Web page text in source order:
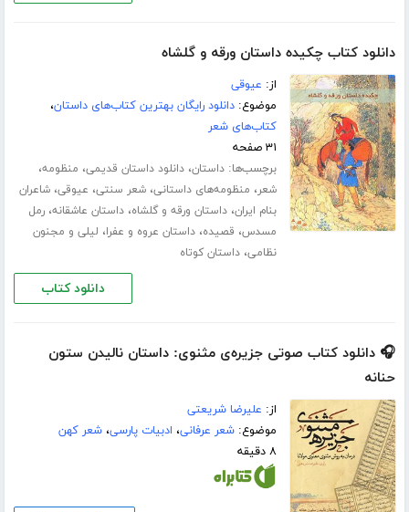
دانلود کتاب چکیده داستان ورقه و گلشاه
از: عیوقی
موضوع:دانلود رایگان بهترین کتاب‌های داستان،
کتاب‌های شعر
۳۱ صفحه
برچسب‌ها:داستان،دانلود داستان قدیمی، منظومه،
شعر، منظومه‌های داستانی،شعر سنتی، عیوقی،شاعران
بنام ایران،داستان ورقه و گلشاه،داستان عاشقانه،رمل
مسدس، قصیده،داستان عروه و عفرا، لیلی و مجنون
نظامی،داستان کوتاه
دانلود کتاب
🎧 دانلود کتاب صوتی جزیره‌ی مثنوی: داستان نالیدن ستون
حنانه
از: علیرضا شریعتی
موضوع:شعر عرفانی، ادبیات پارسی،شعر کهن
۸ دقیقه